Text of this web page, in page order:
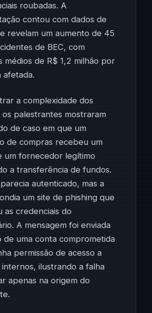
roubadas. A
contou com dados de
revelam um aumento de 45
de BEC, com
médios de R$ 1,2 milhão por
afetada.
a complexidade dos
os palestrantes mostraram
de caso em que um
de compras recebeu um
um fornecedor legítimo
a transferência de fundos.
parecia autenticado, mas a
um site de phishing que
as credenciais do
A mensagem foi enviada
de uma conta comprometida
permissão de acesso a
internos, ilustrando a falha
apenas na origem do